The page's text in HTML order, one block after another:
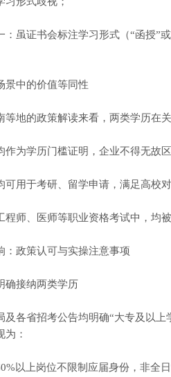
证书会标注学习形式（“函授”或
中的价值等同性
的政策解读来看，两类学历在关
为学历门槛证明，企业不得无故区
于考研、留学申请，满足高校对
、医师等职业资格考试中，均被
政策认可与实操注意事项
接纳两类学历
省招考公告均明确“大专及以上
为：
上岗位不限制应届身份，非全日